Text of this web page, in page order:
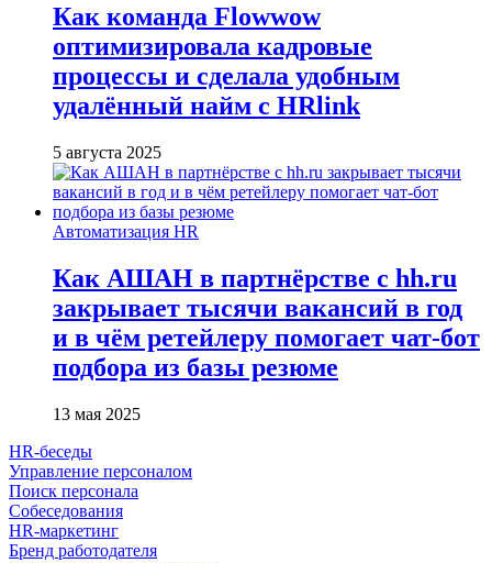
Как команда Flowwow
оптимизировала кадровые
процессы и сделала удобным
удалённый найм с HRlink
5 августа 2025
Автоматизация HR
Как АШАН в партнёрстве с hh.ru
закрывает тысячи вакансий в год
и в чём ретейлеру помогает чат-бот
подбора из базы резюме
13 мая 2025
HR-беседы
Управление персоналом
Поиск персонала
Собеседования
HR-маркетинг
Бренд работодателя